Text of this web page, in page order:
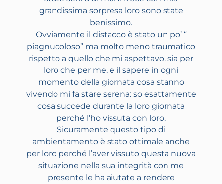
grandissima sorpresa loro sono state
benissimo.
Ovviamente il distacco è stato un po’ “
piagnucoloso” ma molto meno traumatico
rispetto a quello che mi aspettavo, sia per
loro che per me, e il sapere in ogni
momento della giornata cosa stanno
vivendo mi fa stare serena: so esattamente
cosa succede durante la loro giornata
perché l’ho vissuta con loro.
Sicuramente questo tipo di
ambientamento è stato ottimale anche
per loro perché l’aver vissuto questa nuova
situazione nella sua integrità con me
presente le ha aiutate a rendere